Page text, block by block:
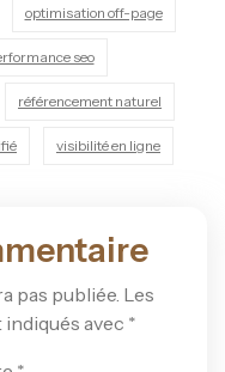
optimisation off-page
seo
référencement naturel
visibilité en ligne
pas publiée. Les
avec *